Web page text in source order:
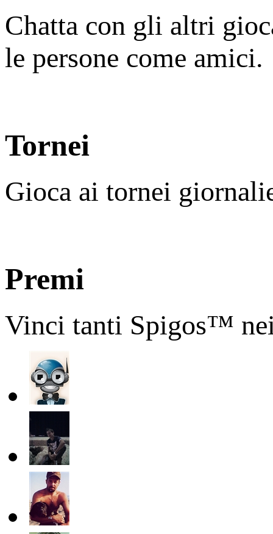
Chatta con gli altri
le persone come amici.
Tornei
Gioca ai tornei
Premi
Vinci tanti Spigos™